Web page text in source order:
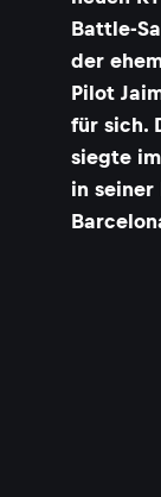
Battle-
der
Pilot
für sich.
siegte
in